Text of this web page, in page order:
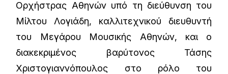
Ορχήστρας Αθηνών υπό τη διεύθυνση του
Μίλτου Λογιάδη, καλλιτεχνικού διευθυντή
του Μεγάρου Μουσικής Αθηνών, και ο
διακεκριμένος βαρύτονος Τάσης
Χριστογιαννόπουλος στο ρόλο του